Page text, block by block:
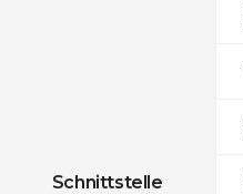
Schnittstelle